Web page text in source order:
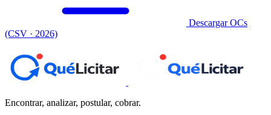
Descargar OCs
(CSV · 2026)
Encontrar, analizar, postular, cobrar.